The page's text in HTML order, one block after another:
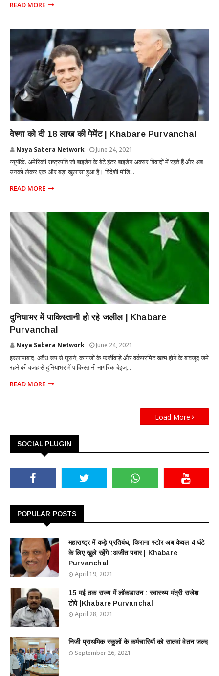
READ MORE
वेश्या को दी 18 लाख की पेमेंट | Khabare Purvanchal
Naya Sabera Network June 24, 2021
न्यूयॉर्क. अमेरिकी राष्ट्रपति जो बाइडेन के बेटे हंटर बाइडेन अक्सर विवादों में रहते हैं और अब
उनको लेकर एक और बड़ा खुलासा हुआ है। विदेशी मीडि...
READ MORE
दुनियाभर में पाकिस्तानी हो रहे जलील | Khabare
Purvanchal
Naya Sabera Network June 24, 2021
इस्लामाबाद. अवैध रूप से घुसने, कागजों के फर्जीवाड़े और वर्कपरमिट खत्म होने के बावजूद जमे
रहने की वजह से दुनियाभर में पाकिस्तानी नागरिक बेइज्...
READ MORE
Load More
SOCIAL PLUGIN
POPULAR POSTS
महाराष्ट्र में कड़े प्रतिबंध, किराना स्टोर अब केवल 4 घंटे
के लिए खुले रहेंगे :अजीत पवार | Khabare
Purvanchal
April 19, 2021
15 मई तक राज्य में लॉकडाउन : स्वास्थ्य मंत्री राजेश
टोपे |Khabare Purvanchal
April 28, 2021
निजी प्राथमिक स्कूलों के कर्मचारियों को सातवां वेतन जल्द
September 26, 2021